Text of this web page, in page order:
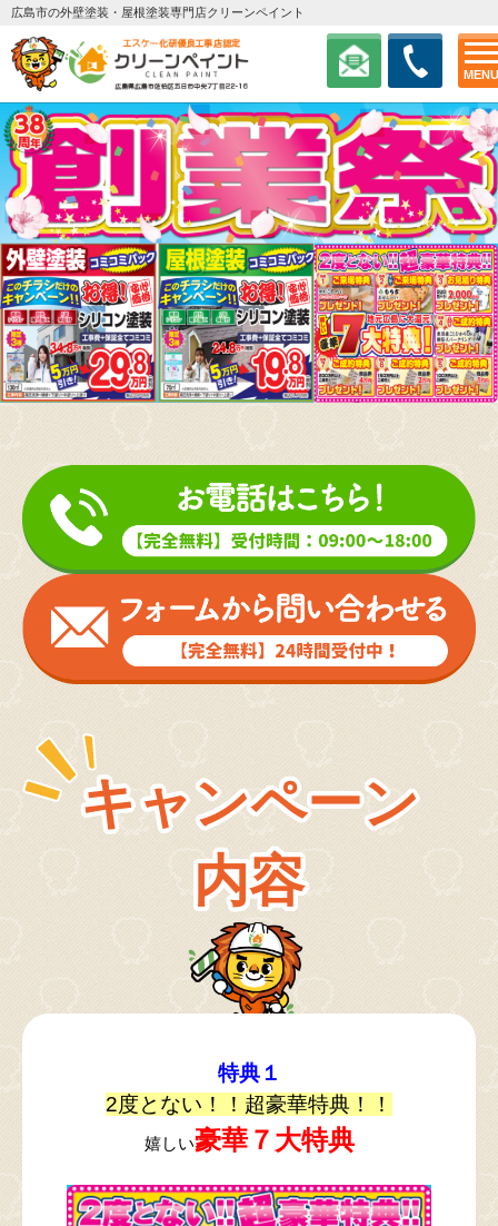
MENU
広島市の外壁塗装・屋根塗装専門店クリーンペイント
キャンペーン
内容
特典１
2度とない！！超豪華特典！！
嬉しい豪華７大特典